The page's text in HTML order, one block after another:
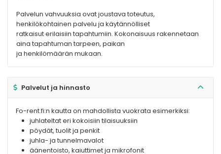
Palvelun vahvuuksia ovat joustava toteutus,
henkilökohtainen palvelu ja käytännölliset
ratkaisut erilaisiin tapahtumiin. Kokonaisuus rakennetaan
aina tapahtuman tarpeen, paikan
ja henkilömäärän mukaan.
Palvelut ja hinnasto
Fo-rent.fi:n kautta on mahdollista vuokrata esimerkiksi:
juhlateltat eri kokoisiin tilaisuuksiin
pöydät, tuolit ja penkit
juhla- ja tunnelmavalot
äänentoisto, kaiuttimet ja mikrofonit